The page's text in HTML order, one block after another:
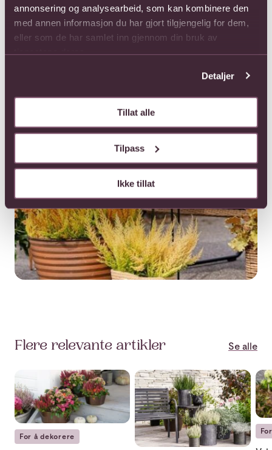
annonsering og analysearbeid, som kan kombinere den
med annen informasjon du har gjort tilgjengelig for dem,
eller som de har samlet inn gjennom din bruk av
tjenestene deres.
Detaljer
Tillat alle
Tilpass
Ikke tillat
Flere relevante artikler Se alle
Finn din stil til høstens inngangsparti
For å dekorere
Nå er det tid for høstblomster